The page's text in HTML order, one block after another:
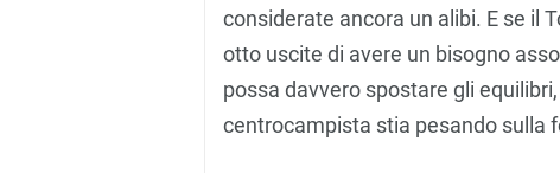
considerate ancora un alibi. E se il
otto uscite di avere un bisogno
possa davvero spostare gli
centrocampista stia pesando sulla